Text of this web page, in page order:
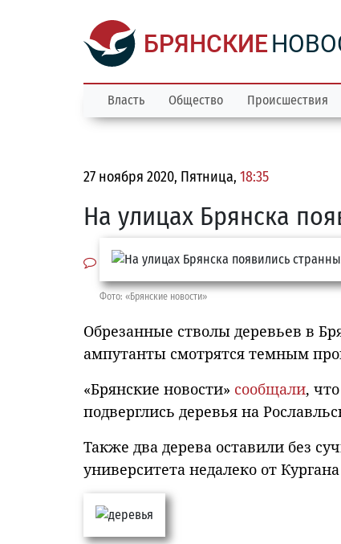
БРЯНСКИЕ
Власть Общество Происшествия
27 ноября 2020, Пятница, 18:35
На улицах Брянска
Фото: «Брянские новости»
Обрезанные стволы деревьев в
ампутанты смотрятся темным
«Брянские новости» сообщали,
подверглись деревья на
Также два дерева оставили без
университета недалеко от